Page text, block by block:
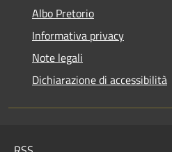
Albo Pretorio
Informativa privacy
Note legali
Dichiarazione di accessibilità